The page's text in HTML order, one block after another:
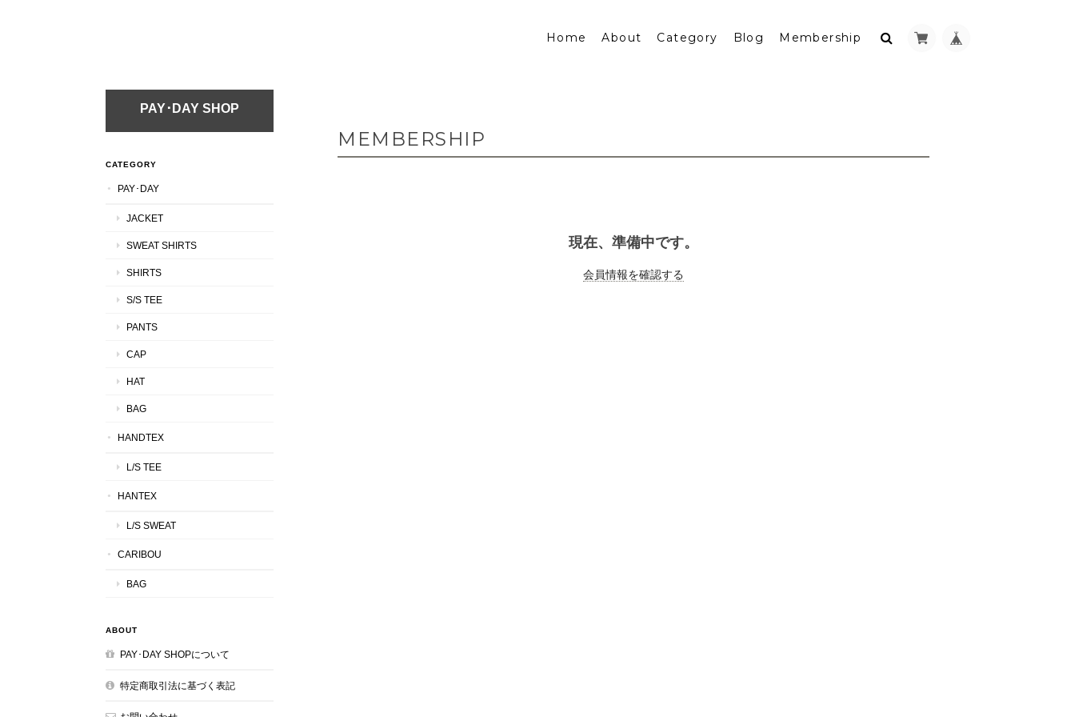
Home About Category Blog Membership
MEMBERSHIP
現在、準備中です。
会員情報を確認する
PAY･DAY SHOP
CATEGORY
PAY･DAY
JACKET
SWEAT SHIRTS
SHIRTS
S/S TEE
PANTS
CAP
HAT
BAG
HANDTEX
L/S TEE
HANTEX
L/S SWEAT
CARIBOU
BAG
ABOUT
PAY･DAY SHOPについて
特定商取引法に基づく表記